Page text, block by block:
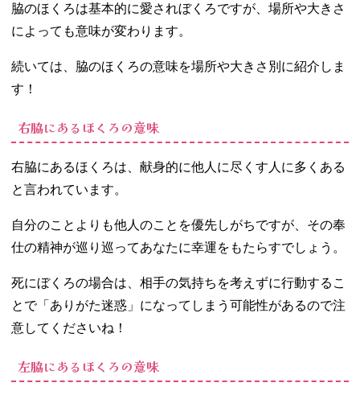
脇のほくろは基本的に愛されぼくろですが、場所や大きさ
によっても意味が変わります。
続いては、脇のほくろの意味を場所や大きさ別に紹介しま
す！
右脇にあるほくろの意味
右脇にあるほくろは、献身的に他人に尽くす人に多くある
と言われています。
自分のことよりも他人のことを優先しがちですが、その奉
仕の精神が巡り巡ってあなたに幸運をもたらすでしょう。
死にぼくろの場合は、相手の気持ちを考えずに行動するこ
とで「ありがた迷惑」になってしまう可能性があるので注
意してくださいね！
左脇にあるほくろの意味